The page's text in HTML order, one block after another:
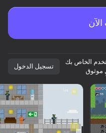
الطبيعية
الخاص بك
موثوق
تسجيل الدخول